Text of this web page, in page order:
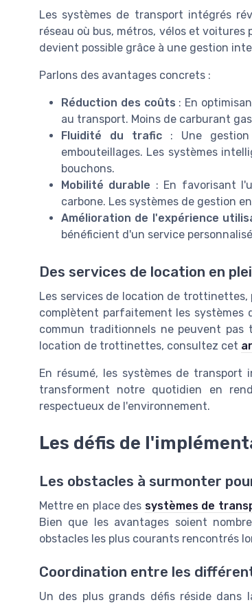
Les systèmes de transport intégrés
réseau où bus, métros, vélos et
devient possible grâce à une gestion
Parlons des avantages concrets :
Réduction des coûts : En
au transport. Moins de carburant
Fluidité du trafic: Une gestion
embouteillages. Les systèmes
bouchons.
Mobilité durable : En favorisant
carbone. Les systèmes de gestion
Amélioration de l'expérience
bénéficient d'un service
Des services de location en
Les services de location de trottinettes,
complètent parfaitement les
commun traditionnels ne peuvent pas
location de trottinettes, consultez cet
En résumé, les systèmes de
transforment notre quotidien en
respectueux de l'environnement.
Les défis de
Les obstacles à surmonter
Mettre en place des systèmes de
Bien que les avantages soient
obstacles les plus courants rencontrés
Coordination entre les
Un des plus grands défis réside dans